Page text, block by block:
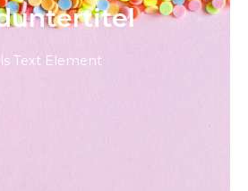
Text Element